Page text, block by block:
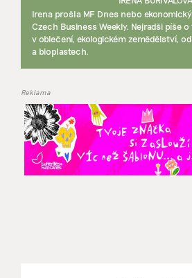
Irena prošla MF Dnes nebo
Czech Business Weekly. Nejradši píše
v oblečení, ekologickém zemědělství,
a bioplastech.
Reklama